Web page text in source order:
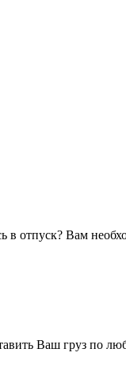
отпуск? Вам
Ваш груз по